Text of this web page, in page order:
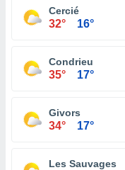
Cercié
32° 16°
Condrieu
35° 17°
Givors
34° 17°
Les Sauvages